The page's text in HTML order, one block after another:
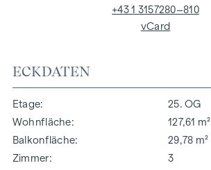
ECKDATEN
Etage
25. OG
Wohnfläche
127,61 m²
Balkonfläche
29,78 m²
Zimmer
3
+43 1 3157280–810
vCard